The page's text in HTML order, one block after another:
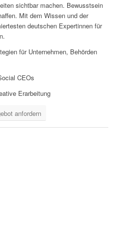
sichtbar machen. Bewusstsein
Mit dem Wissen und der
deutschen Expertinnen für
für Unternehmen, Behörden
CEOs
Erarbeitung
anfordern